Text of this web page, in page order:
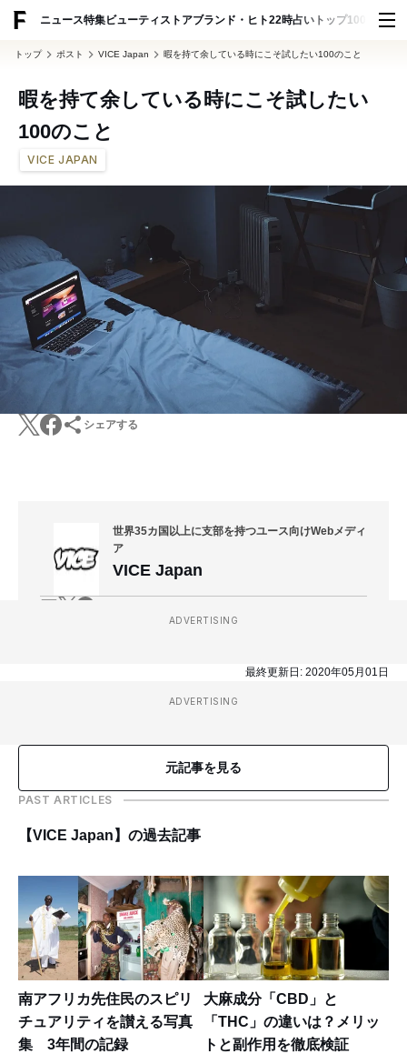
ニュース特集ビューティ ストアブランド・ヒト22時占い トップ100 スナッ
トップ ポスト VICE Japan 暇を持て余している時にこそ試したい100のこと
暇を持て余している時にこそ試したい
100のこと
VICE JAPAN
シェアする
世界35カ国以上に支部を持つユース向けWebメディ
ア
VICE Japan
ADVERTISING
最終更新日: 2020年05月01日
ADVERTISING
元記事を見る
PAST ARTICLES
【VICE Japan】の過去記事
南アフリカ先住民のスピリ
チュアリティを讃える写真
集 3年間の記録
大麻成分「CBD」と
「THC」の違いは？メリッ
トと副作用を徹底検証